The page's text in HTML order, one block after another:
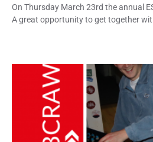
On Thursday March 23rd the annual
A great opportunity to get together